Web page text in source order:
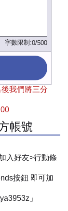
字數限制:0/500
我們將三分
帳號
入好友>行動條
按鈕 即可加
」